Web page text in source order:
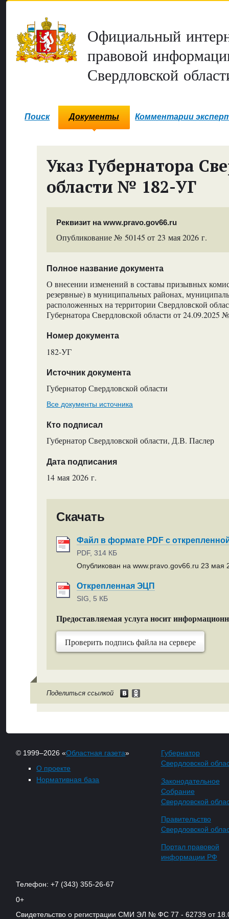
Официальный
правовой
Свердловской
Поиск Документы Комментарии
Указ Губернатора
области № 182-УГ
Реквизит на www.pravo.gov66.ru
Опубликование № 50145 от 23 мая 2026 г.
Полное название документа
О внесении изменений в составы призывных
резервные) в муниципальных районах,
расположенных на территории Свердловской
Губернатора Свердловской области от 24.09.2025
Номер документа
182-УГ
Источник документа
Губернатор Свердловской области
Все документы источника
Кто подписал
Губернатор Свердловской области, Д.В. Паслер
Дата подписания
14 мая 2026 г.
Скачать
Файл в формате PDF с
PDF, 314 КБ
Опубликован на www.pravo.gov66.ru 23 мая
Открепленная ЭЦП
SIG, 5 КБ
Предоставляемая услуга носит
Проверить подпись файла на сервере
Поделиться ссылкой
© 1999–2026 «Областная газета»
О проекте
Нормативная база
Губернатор
Свердловской
Законодательное
Собрание
Свердловской
Правительство
Свердловской
Портал правовой
информации РФ
Телефон: +7 (343) 355-26-67
0+
Свидетельство о регистрации СМИ ЭЛ № ФС 77 - 62739 от